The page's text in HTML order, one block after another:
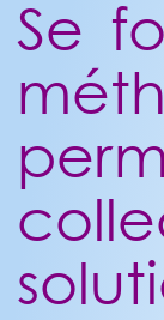
Se